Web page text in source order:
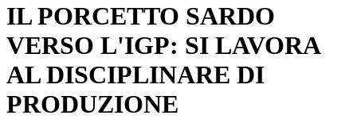
IL PORCETTO SARDO
VERSO L'IGP: SI LAVORA
AL DISCIPLINARE DI
PRODUZIONE